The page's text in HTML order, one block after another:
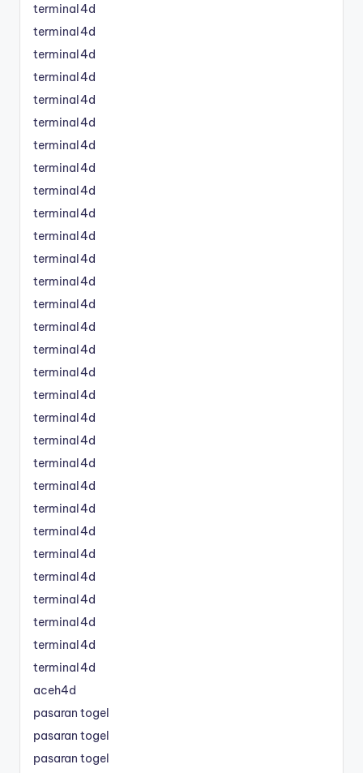
terminal4d
terminal4d
terminal4d
terminal4d
terminal4d
terminal4d
terminal4d
terminal4d
terminal4d
terminal4d
terminal4d
terminal4d
terminal4d
terminal4d
terminal4d
terminal4d
terminal4d
terminal4d
terminal4d
terminal4d
terminal4d
terminal4d
terminal4d
terminal4d
terminal4d
terminal4d
terminal4d
terminal4d
terminal4d
terminal4d
aceh4d
pasaran togel
pasaran togel
pasaran togel